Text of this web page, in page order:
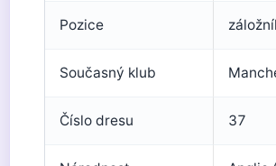
Pozice
Současný klub
Číslo dresu 37